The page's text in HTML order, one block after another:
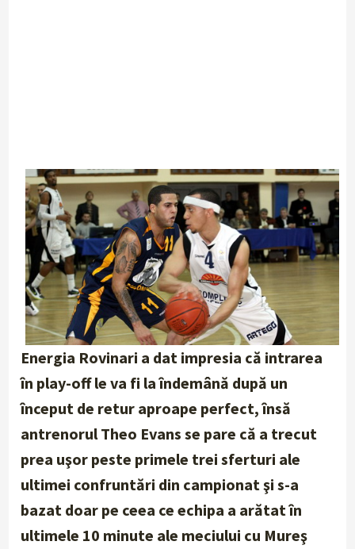
Energia Rovinari a dat impresia că intrarea
în play-off le va fi la îndemână după un
început de retur aproape perfect, însă
antrenorul Theo Evans se pare că a trecut
prea uşor peste primele trei sferturi ale
ultimei confruntări din campionat şi s-a
bazat doar pe ceea ce echipa a arătat în
ultimele 10 minute ale meciului cu Mureş